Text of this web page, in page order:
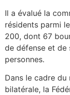
Il a évalué la
résidents parmi
200, dont 67
de défense et
personnes.
Dans le cadre
bilatérale, la